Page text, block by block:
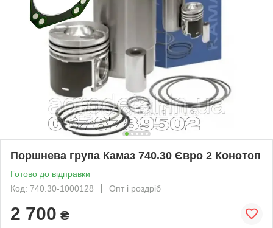
Поршнева група Камаз 740.30 Євро 2 Конотоп
Готово до відправки
Код: 740.30-1000128
Опт і роздріб
2 700 ₴